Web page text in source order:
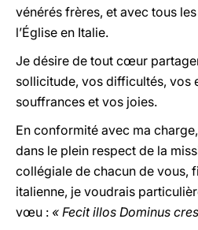
vénérés frères, et avec tous
l’Église en Italie.
Je désire de tout cœur
sollicitude, vos difficultés, vos
souffrances et vos joies.
En conformité avec ma
dans le plein respect de la
collégiale de chacun de vous,
italienne, je voudrais
vœu : « Fecit illos Dominus